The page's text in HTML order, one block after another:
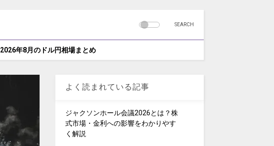
SEARCH
2026年8月のドル円相場まとめ
よく読まれている記事
ジャクソンホール会議2026とは？株
式市場・金利への影響をわかりやす
く解説